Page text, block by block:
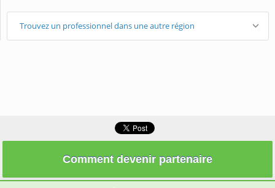
Trouvez un professionnel dans une autre région
Comment devenir partenaire